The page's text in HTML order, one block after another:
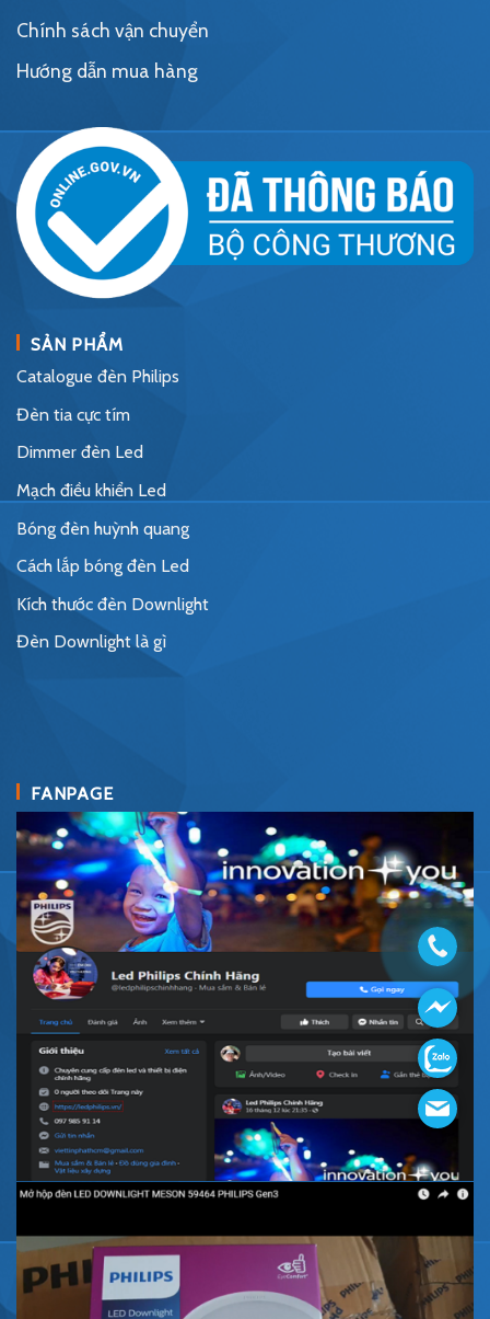
Chính sách vận chuyển
Hướng dẫn mua hàng
SẢN PHẨM
Catalogue đèn Philips
Đèn tia cực tím
Dimmer đèn Led
Mạch điều khiển Led
Bóng đèn huỳnh quang
Cách lắp bóng đèn Led
Kích thước đèn Downlight
Đèn Downlight là gì
FANPAGE